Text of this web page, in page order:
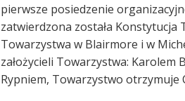
pierwsze posiedzenie
zatwierdzona została Konstytucja
Towarzystwa w Blairmore i w
założycieli Towarzystwa: Karolem
Rypniem, Towarzystwo otrzymuje